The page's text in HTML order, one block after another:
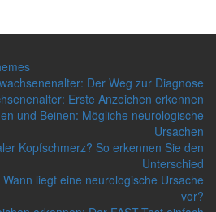
Der Weg zur Diagnose
Erste Anzeichen erkennen
und Beinen: Mögliche neurologische
Ursachen
Kopfschmerz? So erkennen Sie den
Unterschied
liegt eine neurologische Ursache
vor?